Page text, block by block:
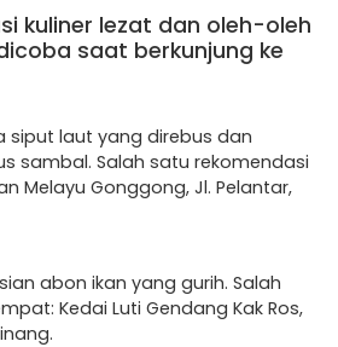
kuliner lezat dan oleh-oleh
saat berkunjung ke
siput laut yang direbus dan
sambal. Salah satu rekomendasi
Melayu Gonggong, Jl. Pelantar,
abon ikan yang gurih. Salah
Kedai Luti Gendang Kak Ros,